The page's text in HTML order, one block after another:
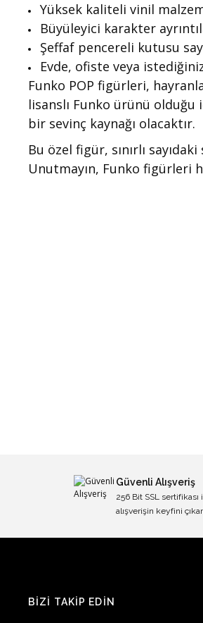
Yüksek kaliteli vinil
Büyüleyici karakter
Şeffaf pencereli kutusu
Evde, ofiste veya
Funko POP figürleri,
lisanslı Funko ürünü
bir sevinç kaynağı olacaktır.
Bu özel figür, sınırlı
Unutmayın, Funko figürleri
Güvenli Alışveriş
256 Bit SSL sertifikası
alışverişin keyfini
BİZİ TAKİP EDİN